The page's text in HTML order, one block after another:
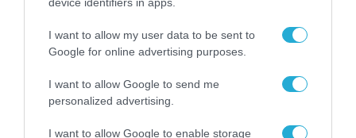
I want to allow my user data to be sent to
Google for online advertising purposes.
I want to allow Google to send me
personalized advertising.
I want to allow Google to enable storage